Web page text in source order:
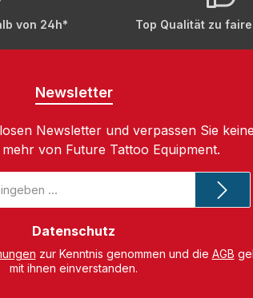
von 24h* Top Qualität zu
Newsletter
Newsletter und verpassen Sie
von Future Tattoo Equipment.
Datenschutz
zur Kenntnis genommen und die AGB
mit ihnen einverstanden.